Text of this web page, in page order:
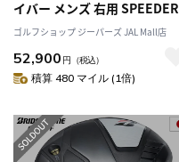
イバー メンズ 右用 SPEEDER
NX BLACK 60 カーボンシャフ
ト 日本正規品 2023年モデル
ゴルフショップ ジーパーズ JAL Mall店
52,900 円 （税込）
積算 480 マイル (1倍)